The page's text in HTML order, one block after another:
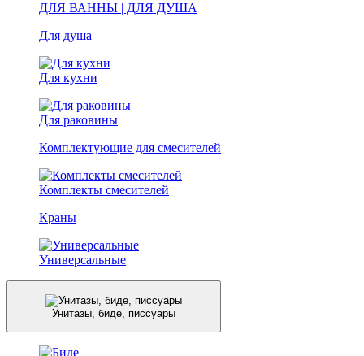
ДЛЯ ВАННЫ | ДЛЯ ДУША
Для душа
Для кухни
Для раковины
Комплектующие для смесителей
Комплекты смесителей
Краны
Универсальные
Унитазы, биде, писсуары